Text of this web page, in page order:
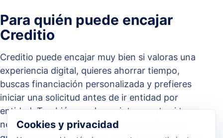
Para quién puede encajar
Creditio
Creditio puede encajar muy bien si valoras una
experiencia digital, quieres ahorrar tiempo,
buscas financiación personalizada y prefieres
iniciar una solicitud antes de ir entidad por
entidad. También puede ser interesante si tu
necesidad no está perfectamente definida y
Cookies y privacidad